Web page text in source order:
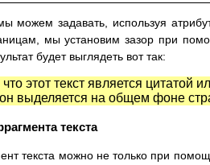
можем задавать, используя
мы установим зазор при
будет выглядеть вот так:
этот текст является цитатой
выделяется на общем фоне
текста
текста можно не только при